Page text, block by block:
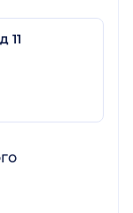
11